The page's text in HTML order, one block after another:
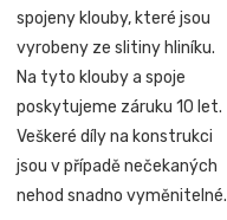
spojeny klouby, které jsou
vyrobeny ze slitiny hliníku.
Na tyto klouby a spoje
poskytujeme záruku 10 let.
Veškeré díly na konstrukci
jsou v případě nečekaných
nehod snadno vyměnitelné.